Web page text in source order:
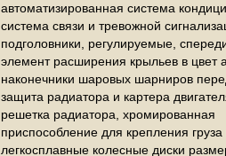
автоматизированная система
система связи и тревожной
подголовники, регулируемые,
элемент расширения крыльев в цвет
наконечники шаровых шарниров
защита радиатора и картера
решетка радиатора, хромированная
приспособление для крепления
легкосплавные колесные диски